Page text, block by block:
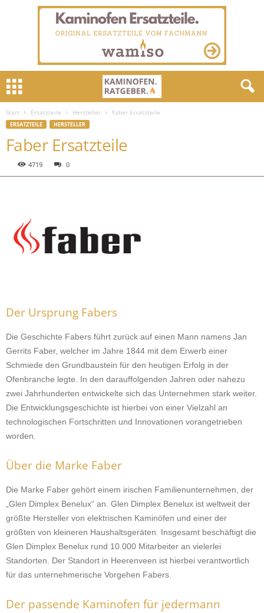
Start Ersatzteile Hersteller Faber Ersatzteile
ERSATZTEILE HERSTELLER
Faber Ersatzteile
4719 0
Der Ursprung Fabers
Die Geschichte Fabers führt zurück auf einen Mann namens Jan
Gerrits Faber, welcher im Jahre 1844 mit dem Erwerb einer
Schmiede den Grundbaustein für den heutigen Erfolg in der
Ofenbranche legte. In den darauffolgenden Jahren oder nahezu
zwei Jahrhunderten entwickelte sich das Unternehmen stark weiter.
Die Entwicklungsgeschichte ist hierbei von einer Vielzahl an
technologischen Fortschritten und Innovationen vorangetrieben
worden.
Über die Marke Faber
Die Marke Faber gehört einem irischen Familienunternehmen, der
„Glen Dimplex Benelux“ an. Glen Dimplex Benelux ist weltweit der
größte Hersteller von elektrischen Kaminöfen und einer der
größten von kleineren Haushaltsgeräten. Insgesamt beschäftigt die
Glen Dimplex Benelux rund 10.000 Mitarbeiter an vielerlei
Standorten. Der Standort in Heerenveen ist hierbei verantwortlich
für das unternehmerische Vorgehen Fabers.
Der passende Kaminofen für jedermann